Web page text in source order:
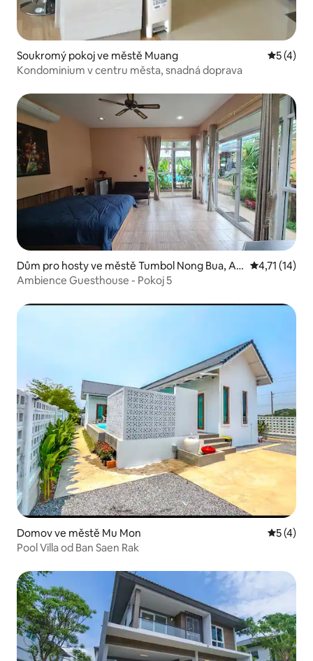
Soukromý pokoj ve městě Muang
5 (4)
Kondominium v centru města, snadná doprava
Dům pro hosty ve městě Tumbol Nong Bua, A
mphoe Mueang
Průměrné
4,71 (14)
Ambience Guesthouse - Pokoj 5
Domov ve městě Mu Mon
5 (4)
Pool Villa od Ban Saen Rak